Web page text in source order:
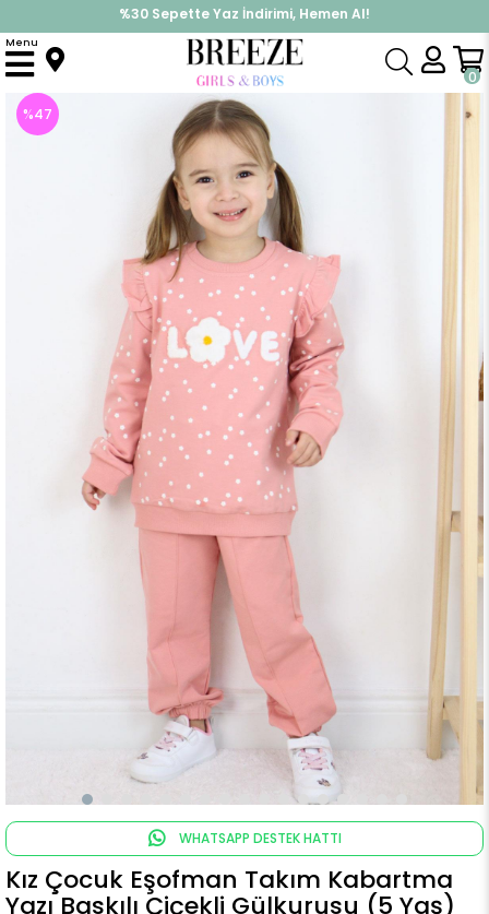
%30 Sepette Yaz İndirimi, Hemen Al!
İndirimlere ek %10 İndirimi Kap, Hemen Üye Ol!
0
Menu
Anasayfa Takımlar Eşofman Takımı Kız Çocuk Eşofman Takım Kabartma Yazı Baskılı Çiçekli Gülkurusu (5 Yaş)
%47
WHATSAPP DESTEK HATTI
Kız Çocuk Eşofman Takım Kabartma
Yazı Baskılı Çiçekli Gülkurusu (5 Yaş)